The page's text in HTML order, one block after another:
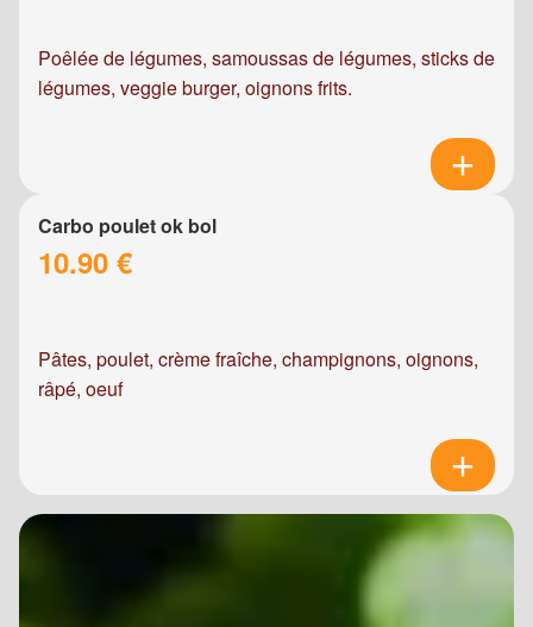
Poêlée de légumes, samoussas de légumes, sticks de
légumes, veggie burger, oignons frits.
Carbo poulet ok bol
10.90 €
Pâtes, poulet, crème fraîche, champignons, oignons,
râpé, oeuf